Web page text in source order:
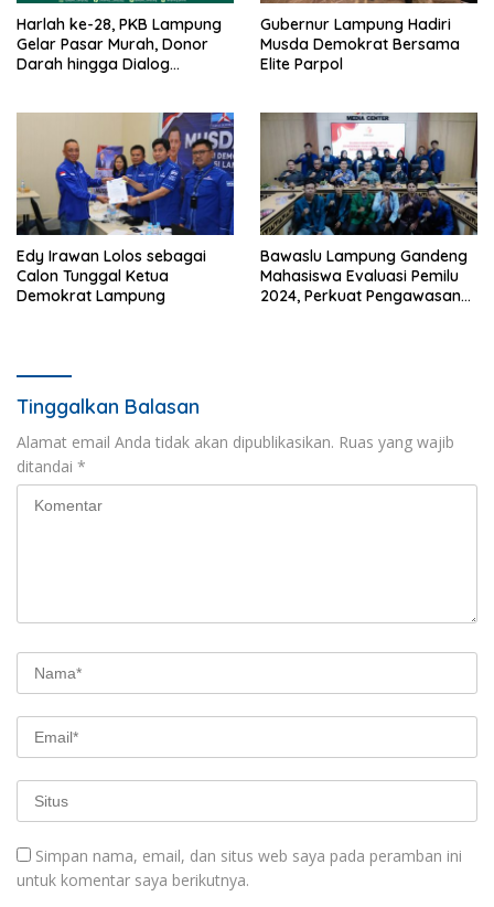
Harlah ke-28, PKB Lampung
Gelar Pasar Murah, Donor
Darah hingga Dialog
Gubernur Lampung Hadiri
Musda Demokrat Bersama
Elite Parpol
Edy Irawan Lolos sebagai
Calon Tunggal Ketua
Demokrat Lampung
Bawaslu Lampung Gandeng
Mahasiswa Evaluasi Pemilu
2024, Perkuat Pengawasan
Tinggalkan Balasan
Alamat email Anda tidak akan dipublikasikan. Ruas yang wajib
ditandai *
Simpan nama, email, dan situs web saya pada peramban ini
untuk komentar saya berikutnya.